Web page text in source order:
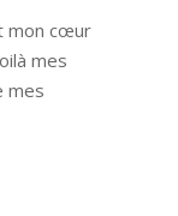
mon cœur
mes
mes